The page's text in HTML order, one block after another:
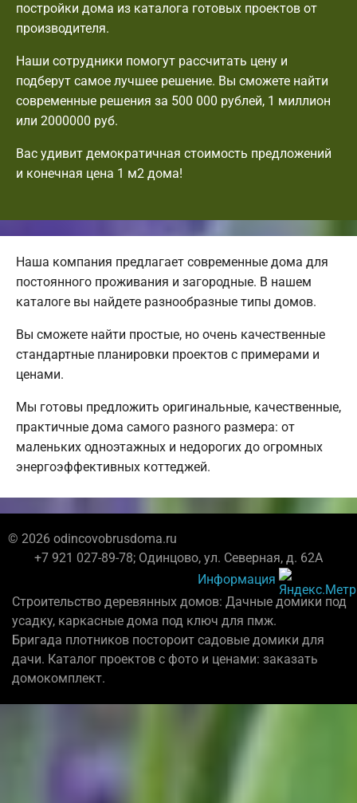
постройки дома из каталога готовых проектов от
производителя.
Наши сотрудники помогут рассчитать цену и
подберут самое лучшее решение. Вы сможете найти
современные решения за 500 000 рублей, 1 миллион
или 2000000 руб.
Вас удивит демократичная стоимость предложений
и конечная цена 1 м2 дома!
Наша компания предлагает современные дома для
постоянного проживания и загородные. В нашем
каталоге вы найдете разнообразные типы домов.
Вы сможете найти простые, но очень качественные
стандартные планировки проектов с примерами и
ценами.
Мы готовы предложить оригинальные, качественные,
практичные дома самого разного размера: от
маленьких одноэтажных и недорогих до огромных
энергоэффективных коттеджей.
© 2026 odincovobrusdoma.ru
+7 921 027-89-78; Одинцово, ул. Северная, д. 62А
Информация
Строительство деревянных домов: Дачные домики под
усадку, каркасные дома под ключ для пмж.
Бригада плотников постороит садовые домики для
дачи. Каталог проектов с фото и ценами: заказать
домокомплект.